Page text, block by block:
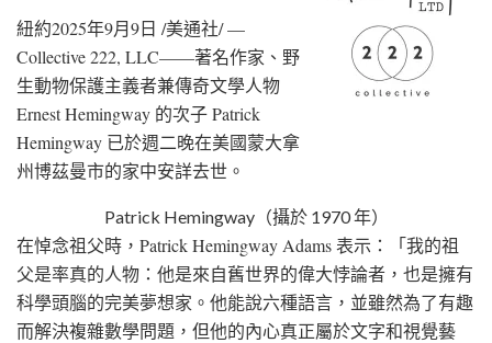
紐約2025年9月9日 /美通社/ —
Collective 222, LLC——著名作家、野
生動物保護主義者兼傳奇文學人物
Ernest Hemingway 的次子Patrick
Hemingway 已於週二晚在美國蒙大拿
州博茲曼市的家中安詳去世。
Patrick Hemingway（攝於 1970 年）
在悼念祖父時，Patrick Hemingway Adams 表示：「我的祖
父是率真的人物：他是來自舊世界的偉大悖論者，也是擁有
科學頭腦的完美夢想家。他能說六種語言，並雖然為了有趣
而解決複雜數學問題，但他的內心真正屬於文字和視覺藝